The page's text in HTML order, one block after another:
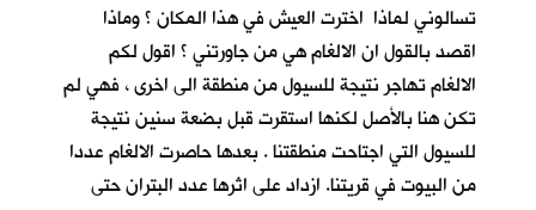
تسالوني لماذا اخترت العيش في هذا المكان ؟ وماذا
اقصد بالقول ان الالغام هي من جاورتني ؟ اقول لكم
الالغام تهاجر نتيجة للسيول من منطقة الى اخرى ، فهي لم
تكن هنا بالأصل لكنها استقرت قبل بضعة سنين نتيجة
للسيول التي اجتاحت منطقتنا . بعدها حاصرت الالغام عددا
من البيوت في قريتنا. ازداد على اثرها عدد البتران حتى